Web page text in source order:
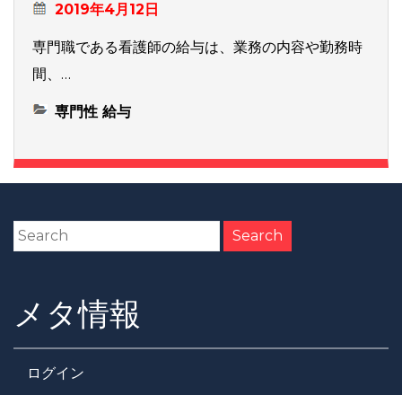
2019年4月12日
専門職である看護師の給与は、業務の内容や勤務時
間、…
専門性 給与
メタ情報
ログイン